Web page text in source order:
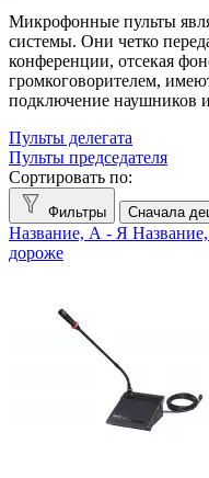
AKG 4
Audio-Technica 2
Bosch 3
CleverMic 36
clevermic BKR 90
Sennheiser
Тип микрофонного пульта
Делегата 58
Беспроводное
Проводное
Без ЖК-экрана
Микрофонные пульты
системы. Они четко
конференции, отсекая
громкоговорителем,
подключение наушников
Пульты делегата
Пульты председателя
Сортировать по:
Фильтры Сначала
Название, А - Я
дороже